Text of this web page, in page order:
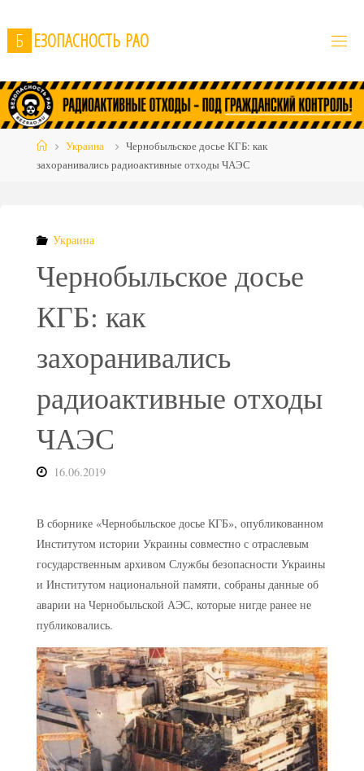
to
content
Б ЕЗОПАСНОСТЬ РАО
HomeУкраина
Чернобыльское досье КГБ: как
захоранивались радиоактивные отходы ЧАЭС
Украина
Чернобыльское досье
КГБ: как
захоранивались
радиоактивные отходы
ЧАЭС
16.06.2019
В сборнике «Чернобыльское досье КГБ», опубликованном
Институтом истории Украины совместно с отраслевым
государственным архивом Службы безопасности Украины
и Институтом национальной памяти, собраны данные об
аварии на Чернобыльской АЭС, которые нигде ранее не
публиковались.